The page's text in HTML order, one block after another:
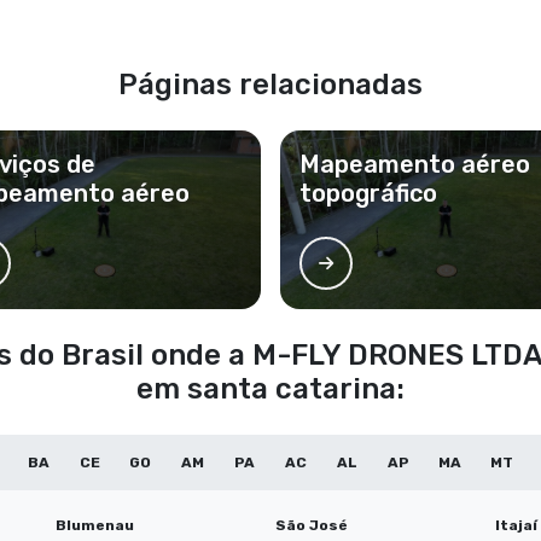
Páginas relacionadas
de
aéreo
Mapeamento aéreo
topográfico
Brasil onde a M-FLY DRONES
em santa catarina:
BA CE GO AM PA AC AL AP MA MT
Blumenau São José Itajaí